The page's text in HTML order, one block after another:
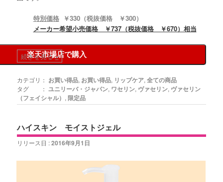
特別価格￥330（税抜価格 ￥300）
メーカー希望小売価格 ￥737（税抜価格 ￥670）相当
楽天市場店で購入
続きを見る»
カテゴリ： お買い得品, お買い得品, リップケア,全ての商品
タグ ： ユニリーバ・ジャパン, ワセリン, ヴァセリン, ヴァセリン
（フェイシャル） ,限定品
ハイスキン モイストジェル
リリース日 :2016年9月1日